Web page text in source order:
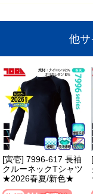
他サ
[寅壱] 7996-617 長袖
クルーネックTシャツ
★2026春夏/新色★